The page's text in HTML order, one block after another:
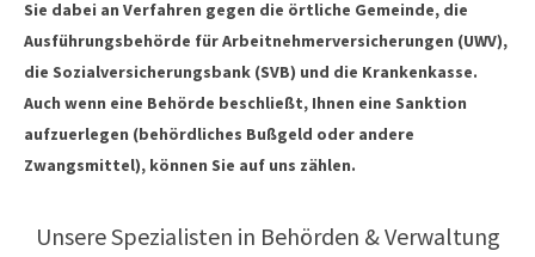
Sie dabei an Verfahren gegen die örtliche Gemeinde, die
Ausführungsbehörde für Arbeitnehmerversicherungen (UWV),
die Sozialversicherungsbank (SVB) und die Krankenkasse.
Auch wenn eine Behörde beschließt, Ihnen eine Sanktion
aufzuerlegen (behördliches Bußgeld oder andere
Zwangsmittel), können Sie auf uns zählen.
Unsere Spezialisten in Behörden & Verwaltung